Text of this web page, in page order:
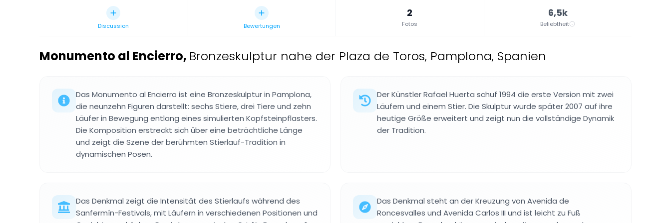
Discussion Bewertungen
2
Fotos
6,5k
Beliebtheit
Monumento al Encierro, Bronzeskulptur nahe der Plaza de Toros, Pamplona, Spanien
Das Monumento al Encierro ist eine Bronzeskulptur in Pamplona,
die neunzehn Figuren darstellt: sechs Stiere, drei Tiere und zehn
Läufer in Bewegung entlang eines simulierten Kopfsteinpflasters.
Die Komposition erstreckt sich über eine beträchtliche Länge
und zeigt die Szene der berühmten Stierlauf-Tradition in
dynamischen Posen.
Der Künstler Rafael Huerta schuf 1994 die erste Version mit zwei
Läufern und einem Stier. Die Skulptur wurde später 2007 auf ihre
heutige Größe erweitert und zeigt nun die vollständige Dynamik
der Tradition.
Das Denkmal zeigt die Intensität des Stierlaufs während des
Sanfermín-Festivals, mit Läufern in verschiedenen Positionen und
Das Denkmal steht an der Kreuzung von Avenida de
Roncesvalles und Avenida Carlos III und ist leicht zu Fuß